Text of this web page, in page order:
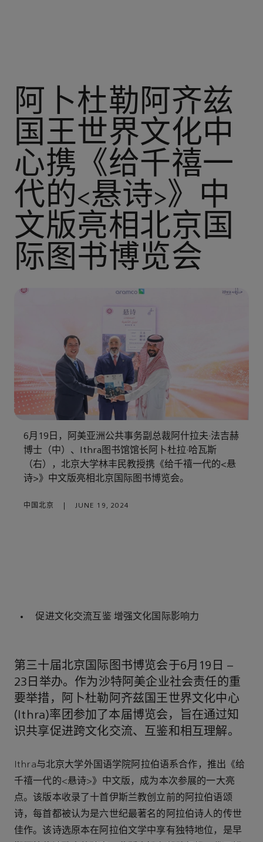
阿卜杜勒阿齐兹
国王世界文化中
心携《给千禧一
代的<悬诗>》中
文版亮相北京国
际图书博览会
6月19日，阿美亚洲公共事务副总裁阿什拉夫·法吉赫
博士（中）、Ithra图书馆馆长阿卜杜拉·哈瓦斯
（右），北京大学林丰民教授携《给千禧一代的<悬
诗>》中文版亮相北京国际图书博览会。
中国北京 JUNE 19, 2024
促进文化交流互鉴 增强文化国际影响力
第三十届北京国际图书博览会于6月19日 –
23日举办。作为沙特阿美企业社会责任的重
要举措，阿卜杜勒阿齐兹国王世界文化中心
(Ithra)率团参加了本届博览会，旨在通过知
识共享促进跨文化交流、互鉴和相互理解。
Ithra与北京大学外国语学院阿拉伯语系合作，推出《给
千禧一代的<悬诗>》中文版，成为本次参展的一大亮
点。该版本收录了十首伊斯兰教创立前的阿拉伯语颂
诗，每首都被认为是六世纪最著名的阿拉伯诗人的传世
佳作。该诗选原本在阿拉伯文学中享有独特地位，是早